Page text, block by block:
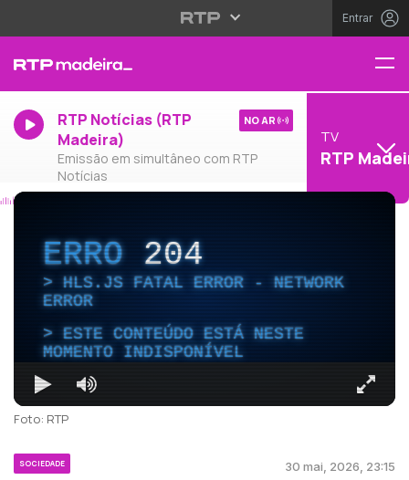
Entrar
RTP Notícias (RTP
Madeira)
Emissão em simultâneo com RTP
Notícias
NO AR
TV
RTP
ERRO204
HLS.JS FATAL ERROR - NETWORK
ERROR
ESTE CONTEÚDO ESTÁ NESTE
MOMENTO INDISPONÍVEL
Foto: RTP
SOCIEDADE 30 mai, 2026, 23:15